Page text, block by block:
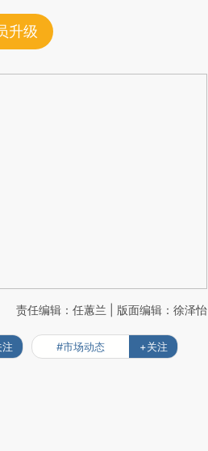
升级
责任编辑：任蕙兰 | 版面编辑：徐泽怡
#市场动态 +关注